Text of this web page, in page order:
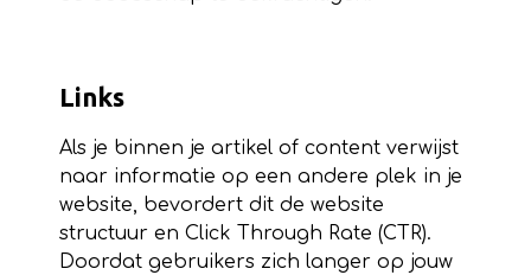
Links
Als je binnen je artikel of content verwijst
naar informatie op een andere plek in je
website, bevordert dit de website
structuur en Click Through Rate (CTR).
Doordat gebruikers zich langer op jouw